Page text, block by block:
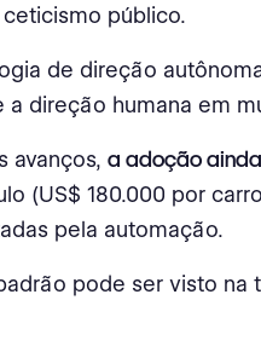
público.
de direção
a direção humana em
avanços, a adoção
(US$ 180.000 por
pela automação.
pode ser visto na